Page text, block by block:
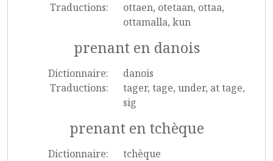
Traductions:
ottaen, otetaan, ottaa,
ottamalla, kun
prenant en danois
Dictionnaire:
danois
Traductions:
tager, tage, under, at tage,
sig
prenant en tchèque
Dictionnaire:
tchèque